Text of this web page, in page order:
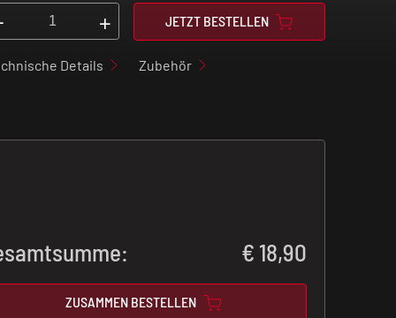
+ JETZT BESTELLEN
Details Zubehör
€18,90
ZUSAMMEN BESTELLEN